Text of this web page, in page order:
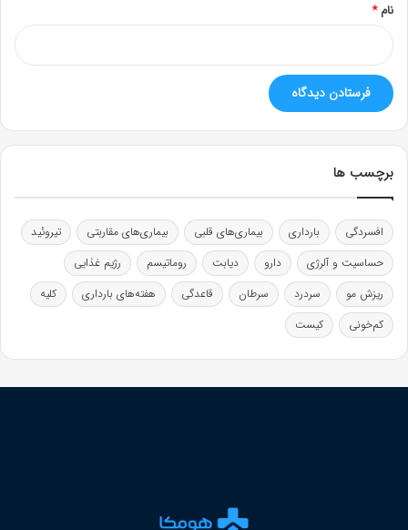
نام*
برچسب ها
افسردگی بارداری بیماری‌های قلبی بیماری‌های مقاربتی
تیروئید
حساسیت و آلرژی
دارو دیابت روماتیسم
رژیم غذایی
ریزش مو
سردرد سرطان قاعدگی هفته‌های بارداری
کلیه
کم‌خونی
کیست